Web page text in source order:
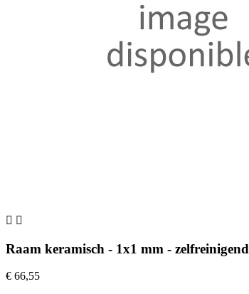
 
Raam keramisch - 1x1 mm - zelfreinigend
€ 66,55